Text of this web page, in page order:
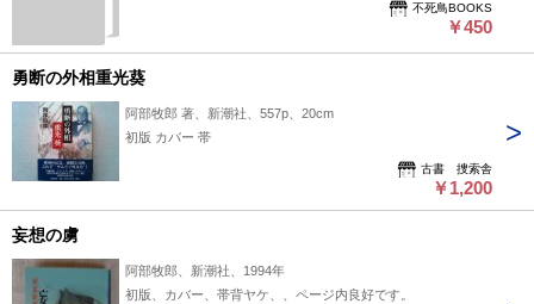
不死鳥BOOKS
￥450
勇断の外相重光葵
阿部牧郎 著、新潮社、557p、20cm
初版 カバー 帯
古書 捜索舎
￥1,200
妄想の虜
阿部牧郎、新潮社、1994年
初版、カバー、帯背ヤケ、、ページ内良好です。